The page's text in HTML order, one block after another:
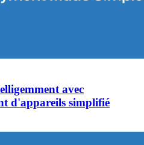
avec
d'appareils simplifié